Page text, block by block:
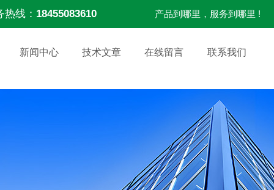
热线： 18455083610 产品到哪里，服务到哪里 !
新闻中心 技术文章 在线留言 联系我们